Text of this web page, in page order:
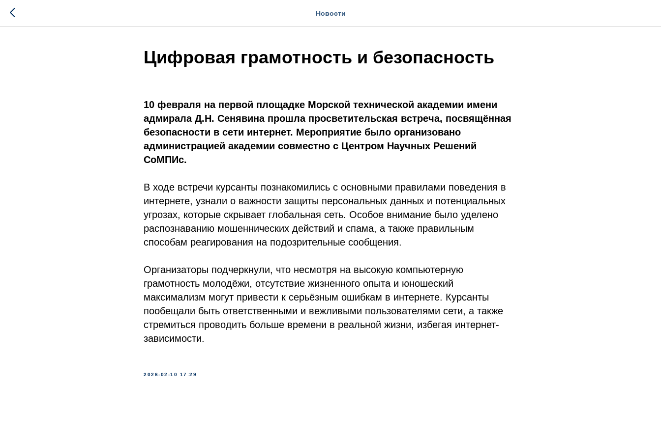
Новости
Цифровая грамотность и безопасность
10 февраля на первой площадке Морской технической академии имени
адмирала Д.Н. Сенявина прошла просветительская встреча, посвящённая
безопасности в сети интернет. Мероприятие было организовано
администрацией академии совместно с Центром Научных Решений
СоМПИс.
В ходе встречи курсанты познакомились с основными правилами поведения в
интернете, узнали о важности защиты персональных данных и потенциальных
угрозах, которые скрывает глобальная сеть. Особое внимание было уделено
распознаванию мошеннических действий и спама, а также правильным
способам реагирования на подозрительные сообщения.
Организаторы подчеркнули, что несмотря на высокую компьютерную
грамотность молодёжи, отсутствие жизненного опыта и юношеский
максимализм могут привести к серьёзным ошибкам в интернете. Курсанты
пообещали быть ответственными и вежливыми пользователями сети, а также
стремиться проводить больше времени в реальной жизни, избегая интернет-
зависимости.
2026-02-10 17:29